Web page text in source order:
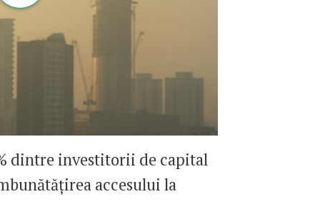
dintre investitorii de capital
accesului la